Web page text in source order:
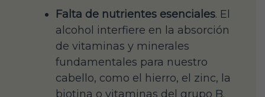
Falta de nutrientes esenciales. El
alcohol interfiere en la absorción
de vitaminas y minerales
fundamentales para nuestro
cabello, como el hierro, el zinc, la
biotina o vitaminas del grupo B.